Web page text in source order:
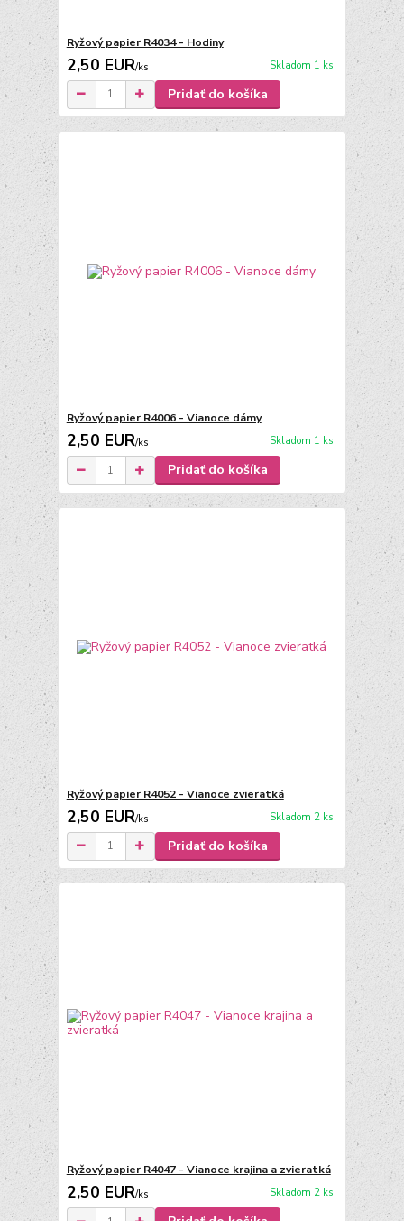
Ryžový papier R4034 - Hodiny
2,50 EUR/ks Skladom 1 ks
Pridať do košíka
Ryžový papier R4006 - Vianoce dámy
2,50 EUR/ks Skladom 1 ks
Pridať do košíka
Ryžový papier R4052 - Vianoce zvieratká
2,50 EUR/ks Skladom 2 ks
Pridať do košíka
Ryžový papier R4047 - Vianoce krajina a zvieratká
2,50 EUR/ks Skladom 2 ks